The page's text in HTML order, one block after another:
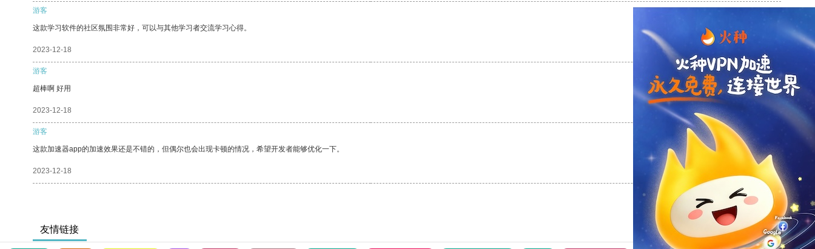
游客
这款学习软件的社区氛围非常好，可以与其他学习者交流学习心得。
2023-12-18
游客
超棒啊 好用
2023-12-18 反对
游客
这款加速器app的加速效果还是不错的，但偶尔也会出现卡顿的情况，希望开发者能够优化一下。
2023-12-18 反对[0]
友情链接